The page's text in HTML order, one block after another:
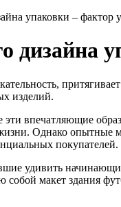
упаковки – фактор
дизайна
изделий.
впечатляющие
Однако опытные
покупателей.
удивить
макет здания